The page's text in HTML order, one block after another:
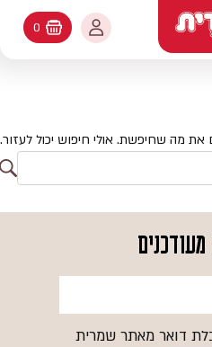
החשבון שלי
עגלת קניות
0
מה שחיפשת. אולי חיפוש יכול לעזור.
דואר מאתר שמרית